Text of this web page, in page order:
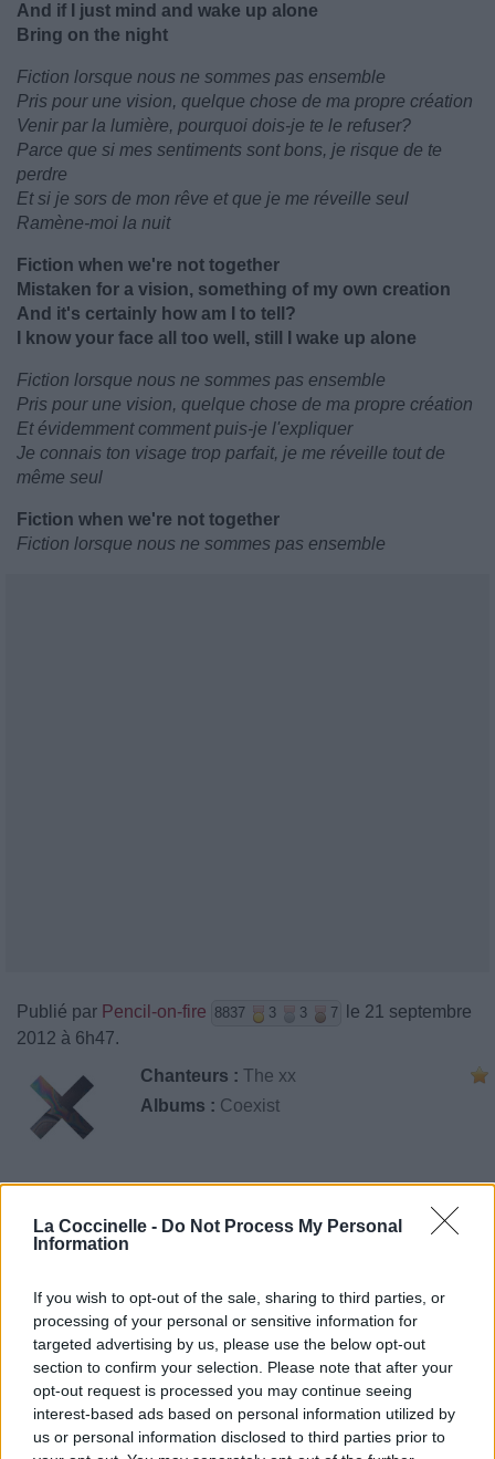
La Coccinelle - Do Not Process My Personal
Information
If you wish to opt-out of the sale, sharing to third parties, or
processing of your personal or sensitive information for
targeted advertising by us, please use the below opt-out
section to confirm your selection. Please note that after your
opt-out request is processed you may continue seeing
interest-based ads based on personal information utilized by
us or personal information disclosed to third parties prior to
And if I just mind and wake up alone
Bring on the night
Fiction lorsque nous ne sommes pas ensemble
Pris pour une vision, quelque chose de ma propre création
Venir par la lumière, pourquoi dois-je te le refuser?
Parce que si mes sentiments sont bons, je risque de te
perdre
Et si je sors de mon rêve et que je me réveille seul
Ramène-moi la nuit
Fiction when we're not together
Mistaken for a vision, something of my own creation
And it's certainly how am I to tell?
I know your face all too well, still I wake up alone
Fiction lorsque nous ne sommes pas ensemble
Pris pour une vision, quelque chose de ma propre création
Et évidemment comment puis-je l'expliquer
Je connais ton visage trop parfait, je me réveille tout de
même seul
Fiction when we're not together
Fiction lorsque nous ne sommes pas ensemble
Publié par Pencil-on-fire 8837 3 3 7
le 21 septembre
2012 à 6h47.
Chanteurs : The xx
Albums : Coexist
⇑
Paroles + Traduction Téléchargement
Vidéos
Commentaires
Pour prolonger le plaisir musical :
Vous aimez chanter, apprenez la guitare chez
Télécharger légalement les MP3 sur
Télécharger légalement les MP3 ou trouver le CD sur